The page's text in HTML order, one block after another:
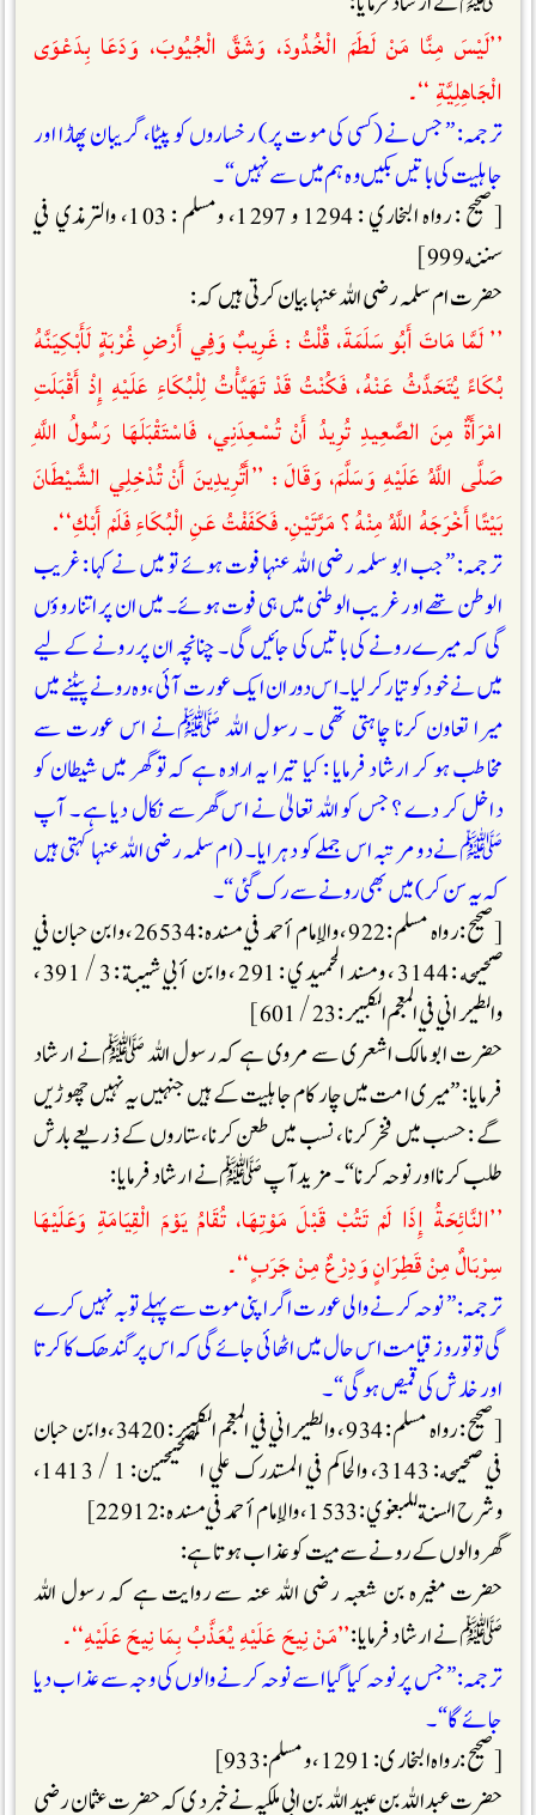
’’لَيْسَ مِنَّا مَنْ لَطَمَ الْخُدُودَ، وَشَقَّ الْجُيُوبَ، وَدَعَا بِدَعْوَى
الْجَاهِلِيَّةِ ‘‘۔
ترجمہ: ” جس نے (کسی کی موت پر) رخساروں کو پیٹا، گریبان پھاڑا اور
جاہلیت کی باتیں بکیں وہ ہم میں سے نہیں“۔
[صحيح : رواه البخاري : 1294 و 1297، ومسلم : 103، والترمذي في
سننه 999]
حضرت ام سلمہ رضی اللہ عنہا بیان کرتی ہیں کہ :
’’ لَمَّا مَاتَ أَبُو سَلَمَةَ، قُلْتُ : غَرِيبٌ وَفِي أَرْضِ غُرْبَةٍ لَأَبْكِيَنَّهُ
بُكَاءً يُتَحَدَّثُ عَنْهُ، فَكُنْتُ قَدْ تَھَيَّأْتُ لِلْبُكَاءِ عَلَيْهِ إِذْ أَقْبَلَتِ
امْرَأَةٌ مِنَ الصَّعِيدِ تُرِيدُ أَنْ تُسْعِدَنِي، فَاسْتَقْبَلَھَا رَسُولُ اللَّهِ
صَلَّى اللَّهُ عَلَيْهِ وَسَلَّمَ، وَقَالَ : ’’أَتُرِيدِينَ أَنْ تُدْخِلِي الشَّيْطَانَ
بَيْتًا أَخْرَجَهُ اللَّهُ مِنْهُ ؟ مَرَّتَيْنِ. فَكَفَفْتُ عَنِ الْبُكَاءِ فَلَمْ أَبْكِ‘‘.
ترجمہ: ” جب ابو سلمہ رضی اللہ عنہا فوت ہوئے تو میں نے کہا : غریب
الوطن تھے اور غریب الوطنی میں ہی فوت ہوئے۔ میں ان پر اتنا روؤں
گی کہ میرے رونے کی باتیں کی جائیں گی ۔ چنانچہ ان پر رونے کے لیے
میں نے خود کو تیار کر لیا۔ اس دوران ایک عورت آئی ،وہ رونے پیٹنے میں
میرا تعاون کرنا چاہتی تھی ۔ رسول اللہ ﷺنے اس عورت سے
مخاطب ہو کر ارشاد فرمایا : کیا تیرا یہ ارادہ ہے کہ تو گھر میں شیطان کو
داخل کر دے ؟ جس کو اللہ تعالیٰ نے اس گھر سے نکال دیا ہے ۔ آپ
ﷺنے دو مرتبہ اس جملے کو دہرایا ۔ (ام سلمہ رضی اللہ عنہا کہتی ہیں
کہ یہ سن کر) میں بھی رونے سے رک گئی “۔
[صحیح : رواہ مسلم : 922 ، والإمام أحمد في مسنده : 26534 ، وابن حبان في
صحيحه : 3144 ، ومسند الحميدي : 291 ، وابن أبي شيبة : 3 / 391 ،
والطيراني في المعجم الكبير : 23 / 601]
حضرت ابو مالک اشعری سے مروی ہے کہ رسول اللہ ﷺنے ارشاد
فرمایا : ”میری امت میں چار کام جاہلیت کے ہیں جنہیں یہ نہیں چھوڑیں
گے : حسب میں فخر کرنا، نسب میں طعن کرنا، ستاروں کے ذریعے بارش
طلب کرنا اور نوحہ کرنا“۔ مزید آپ ﷺ نے ارشاد فرمایا :
’’النَّائِحَةُ إِذَا لَمْ تَتُبْ قَبْلَ مَوْتِھَا، تُقَامُ يَوْمَ الْقِيَامَةِ وَعَلَيْهَا
سِرْبَالٌ مِنْ قَطِرَانٍ وَدِرْعٌ مِنْ جَرَبٍ‘‘۔
ترجمہ: ” نوحہ کرنے والی عورت اگر اپنی موت سے پہلے توبہ نہیں کرے
گی تو تو روز قیامت اس حال میں اٹھائی جائے گی کہ اس پر گندھک کا کرتا
اور خارش کی قمیص ہوگی “۔
[صحیح : رواہ مسلم : 934 ، والطيراني في المعجم الكبير : 3420، وابن حبان
في صحيحه: 3143، والحاكم في المستدرك علي الصحيحين: 1 / 1413،
وشرح السنة للبغوي: 1533، والإمام أحمد في مسنده : 22912]
گھر والوں کے رونے سے میت کو عذاب ہوتا ہے:
حضرت مغیرہ بن شعبہ رضی اللہ عنہ سے روایت ہے کہ رسول اللہ
ﷺنے ارشاد فرمایا :’’مَنْ نِيحَ عَلَيْهِ يُعَذَّبُ بِمَا نِيحَ عَلَيْهِ‘‘۔
ترجمہ: ” جس پر نوحہ کیا گیا اسے نوحہ کرنے والوں کی وجہ سے عذاب دیا
جائے گا “۔
[صحیح : رواہ البخاری : 1291 ، ومسلم : 933]
حضرت عبداللہ بن عبیداللہ بن ابی ملکیہ نے خبر دی کہ حضرت عثمان رضی